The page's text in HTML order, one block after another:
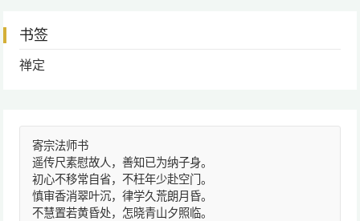
书签
禅定
寄宗法师书
遥传尺素慰故人，善知已为纳子身。
初心不移常自省，不枉年少赴空门。
慎审香消翠叶沉，律学久荒朗月昏。
不慧置若黄昏处，怎晓青山夕照临。